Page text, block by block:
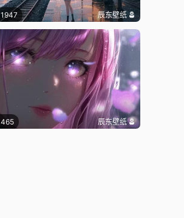
1947 辰东壁纸
465 辰东壁纸